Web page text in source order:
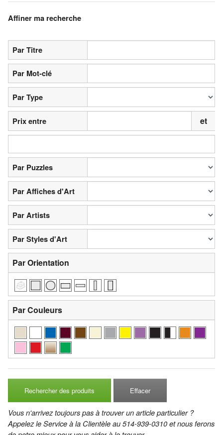
Affiner ma recherche
Par Titre
Par Mot-clé
Par Type
Prix entre et
Par Puzzles
Par Affiches d'Art
Par Artists
Par Styles d'Art
Par Orientation
Par Couleurs
Rechercher des produits Effacer
Vous n'arrivez toujours pas à trouver un article particulier ?
Appelez le Service à la Clientèle au 514-939-0310 et nous ferons